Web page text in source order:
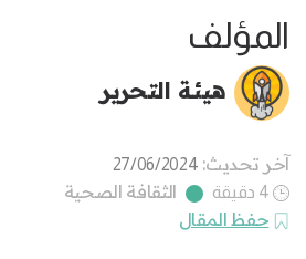
المؤلف
هيئة التحرير
آخر تحديث: 27/06/2024
4 دقيقة
الثقافة الصحية
حفظ المقال